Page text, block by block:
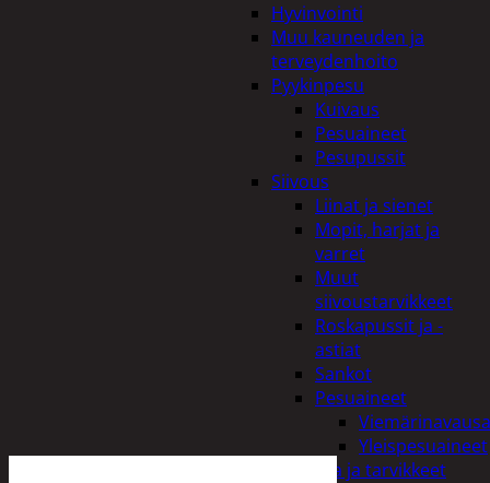
Hyvinvointi
Muu kauneuden ja
terveydenhoito
Pyykinpesu
Kuivaus
Pesuaineet
Pesupussit
Siivous
Liinat ja sienet
Mopit, harjat ja
varret
Muut
siivoustarvikkeet
Roskapussit ja -
astiat
Sankot
Pesuaineet
Yleispesuaineet
Eläintenruoka ja tarvikkeet